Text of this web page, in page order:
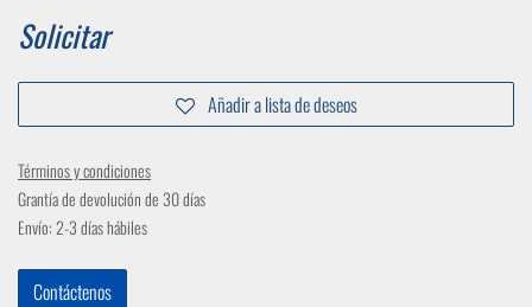
Solicitar
Añadir a lista de deseos
Términos y condiciones
Grantía de devolución de 30 días
Envío: 2-3 días hábiles
Contáctenos